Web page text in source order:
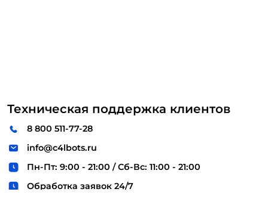
Техническая поддержка клиентов
8 800 511-77-28
info@c4lbots.ru
Пн-Пт: 9:00 - 21:00 / Сб-Вс: 11:00 - 21:00
Обработка заявок 24/7